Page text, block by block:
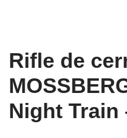
Rifle de
Night Train